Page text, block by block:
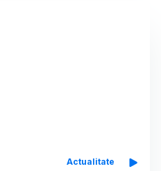
Actualitate